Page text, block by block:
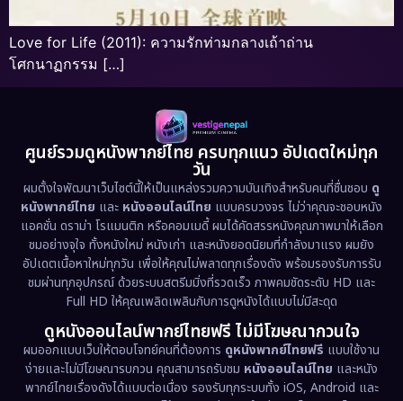
Love for Life (2011): ความรักท่ามกลางเถ้าถ่าน
โศกนาฏกรรม […]
ศูนย์รวมดูหนังพากย์ไทย ครบทุกแนว อัปเดตใหม่ทุก
วัน
ผมตั้งใจพัฒนาเว็บไซต์นี้ให้เป็นแหล่งรวมความบันเทิงสำหรับคนที่ชื่นชอบ ดู
หนังพากย์ไทย และ หนังออนไลน์ไทย แบบครบวงจร ไม่ว่าคุณจะชอบหนัง
แอคชั่น ดราม่า โรแมนติก หรือคอมเมดี้ ผมได้คัดสรรหนังคุณภาพมาให้เลือก
ชมอย่างจุใจ ทั้งหนังใหม่ หนังเก่า และหนังยอดนิยมที่กำลังมาแรง ผมยัง
อัปเดตเนื้อหาใหม่ทุกวัน เพื่อให้คุณไม่พลาดทุกเรื่องดัง พร้อมรองรับการรับ
ชมผ่านทุกอุปกรณ์ ด้วยระบบสตรีมมิ่งที่รวดเร็ว ภาพคมชัดระดับ HD และ
Full HD ให้คุณเพลิดเพลินกับการดูหนังได้แบบไม่มีสะดุด
ดูหนังออนไลน์พากย์ไทยฟรี ไม่มีโฆษณากวนใจ
ผมออกแบบเว็บให้ตอบโจทย์คนที่ต้องการ ดูหนังพากย์ไทยฟรี แบบใช้งาน
ง่ายและไม่มีโฆษณารบกวน คุณสามารถรับชม หนังออนไลน์ไทย และหนัง
พากย์ไทยเรื่องดังได้แบบต่อเนื่อง รองรับทุกระบบทั้ง iOS, Android และ